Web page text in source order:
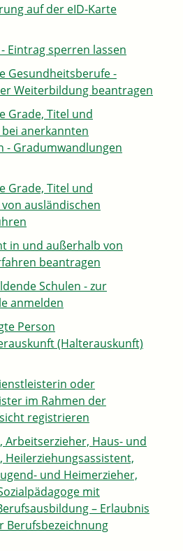
auf der eID-Karte
Eintrag sperren lassen
Gesundheitsberufe -
Weiterbildung beantragen
Grade, Titel und
anerkannten
- Gradumwandlungen
Grade, Titel und
ausländischen
in und außerhalb von
beantragen
Schulen - zur
anmelden
Person
(Halterauskunft)
oder
im Rahmen der
registrieren
Arbeitserzieher, Haus- und
Heilerziehungsassistent,
und Heimerzieher,
mit
– Erlaubnis
Berufsbezeichnung